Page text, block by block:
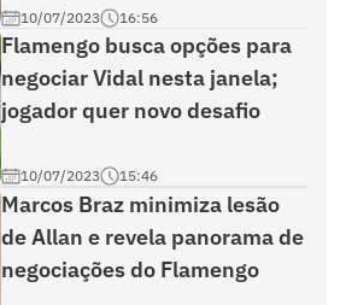
10/07/2023 16:56
Flamengo busca opções para
negociar Vidal nesta janela;
jogador quer novo desafio
10/07/2023 15:46
Marcos Braz minimiza lesão
de Allan e revela panorama de
negociações do Flamengo